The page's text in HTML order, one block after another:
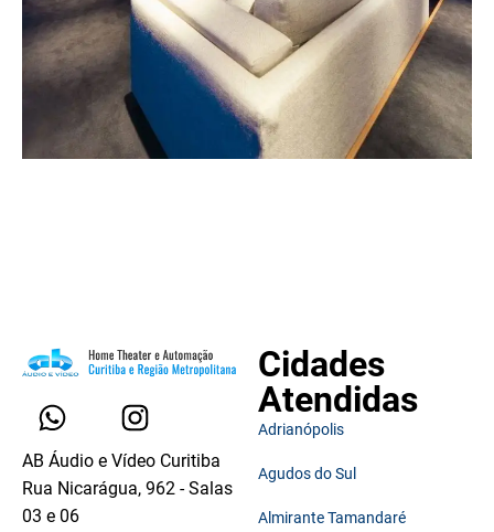
AB Áudio e Vídeo Curitiba
Rua Nicarágua, 962 - Salas
03 e 06
Cidades
Atendidas
Adrianópolis
Agudos do Sul
Almirante Tamandaré